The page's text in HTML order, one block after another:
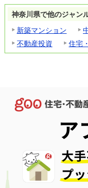
神奈川県で他のジャン
新築マンション
不動産投資
住宅